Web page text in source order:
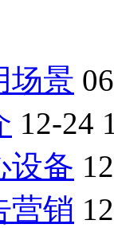
场景
12-24
设备
营销